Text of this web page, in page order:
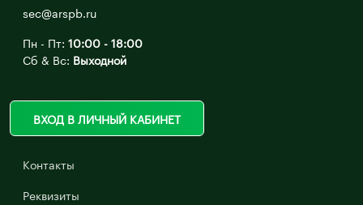
sec@arspb.ru
Пн - Пт: 10:00 - 18:00
Сб & Вс: Выходной
ВХОД В ЛИЧНЫЙ КАБИНЕТ
Контакты
Реквизиты